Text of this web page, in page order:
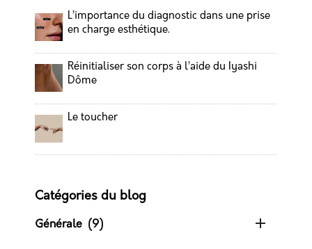
L’importance du diagnostic dans une prise
en charge esthétique.
Réinitialiser son corps à l’aide du Iyashi
Dôme
Le toucher
Catégories du blog
Générale (9) 